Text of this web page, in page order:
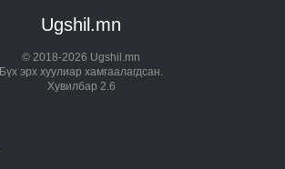
Ugshil.mn
© 2018-2026 Ugshil.mn
Бүх эрх хуулиар хамгаалагдсан.
Хувилбар 2.6